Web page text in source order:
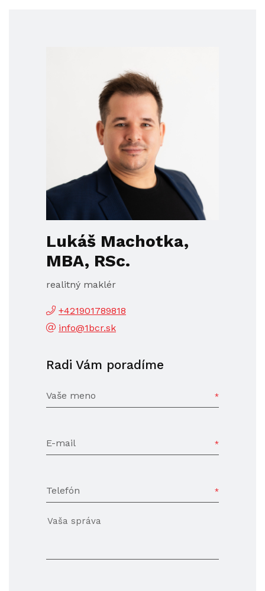
Lukáš Machotka,
MBA, RSc.
realitný maklér
+421901789818
info@1bcr.sk
Radi Vám poradíme
Vaše meno
E-mail
Telefón